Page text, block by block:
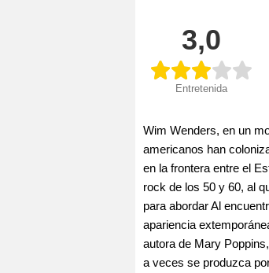
3,0
Entretenida
Wim Wenders, en un
americanos han
en la frontera entre el
rock de los 50 y 60, al
para abordar Al
apariencia
autora de Mary
a veces se produzca